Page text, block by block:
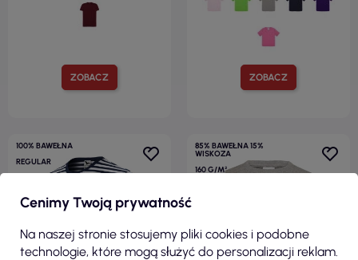
ZOBACZ ZOBACZ
100% BAWEŁNA
REGULAR
85% BAWEŁNA 15%
WISKOZA
160 G/M²
Cenimy Twoją prywatność
Na naszej stronie stosujemy pliki cookies i podobne
technologie, które mogą służyć do personalizacji reklam.